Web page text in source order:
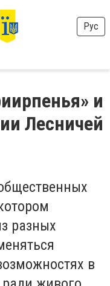
Рус
и
Лесничей
разных
в